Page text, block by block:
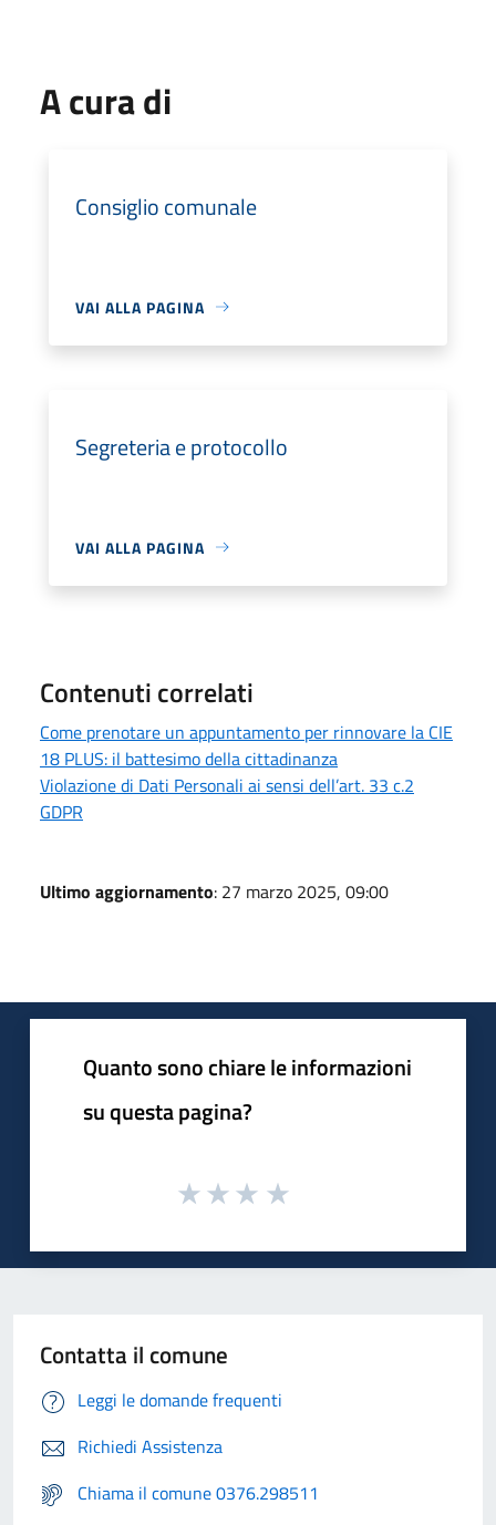
A cura di
Consiglio comunale
VAI ALLA PAGINA
Segreteria e protocollo
VAI ALLA PAGINA
Contenuti correlati
Come prenotare un appuntamento per rinnovare la CIE
18 PLUS: il battesimo della cittadinanza
Violazione di Dati Personali ai sensi dell’art. 33 c.2
GDPR
Ultimo aggiornamento: 27 marzo 2025, 09:00
Quanto sono chiare le informazioni
su questa pagina?
Contatta il comune
Leggi le domande frequenti
Richiedi Assistenza
Chiama il comune 0376.298511